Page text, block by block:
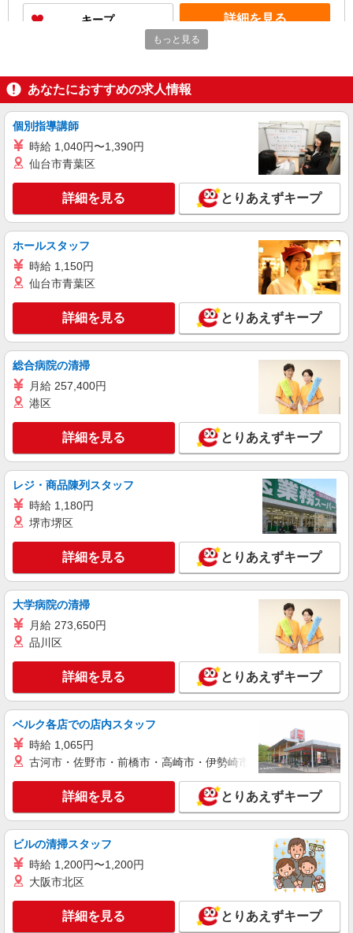
級・2級）】 時給1,520円 ◎週20時間以上勤務
（社保加入者）の場合は時給1,570円 ＊早朝（〜
8:00）：時給1,900円〜 ＊日曜祝日：時給1,820
キープ 詳細を見る
介護スタッフ（夜勤専従）
★夜勤：1勤務14,912円〜15,312円（時給制・
務（社保加入者）の場合は時給：1,414円
埼玉県川口市東領家2丁目8-6 【そんぽの家
キープ 詳細を見る
川口南ケアセンターそよ風：RO12759
デイサービス 入浴専従介護職
年始手当：380円/時 寸志あり：年2回（6月・12
月） ※業績による
埼玉県川口市南町2-8-29
キープ 詳細を見る
契約社員
川口南ケアセンターそよ風：RO15048
ショートステイ 介護スタッフ
【月給】265,920円〜295,920円 ▼給与詳細 処
遇改善手当：35,920円 夜勤手当：30,000円（5回
分） ※6回目以降は1回6,000円支給 ▼下記別途支
給 通勤手当 年末年始手当：380円/時 寸志あり：
年2回（6月・12月） ※業績による 特別報酬：平
均34.1万円（最高額135万円） ※2025年6月支給実
績 ※処遇改善手当は試用期間中(3ヶ月)は支給なし
埼玉県川口市南町2-8-29
キープ 詳細を見る
契約社員
川口元郷ショートステイそよ風：RO14910
ショートステイ 介護スタッフ
【月給】265,920円〜295,920円 ▼給与詳細 処
遇改善手当：35,920円 夜勤手当：30,000円（5回
給 通勤手当 年末年始手当：380円/時 寸志あり：
年2回（6月・12月） ※業績による 特別報酬：平
均34.1万円（最高額135万円） ※2025年6月支給実
績 ※処遇改善手当は試用期間中(3ヶ月)は支給なし
キープ 詳細を見る
契約社員
そよ風定期巡回 かわぐち：RO13602
【月給】295,800円〜310,240円 ▼給与詳細 処
遇改善手当：34,320円 ▼下記別途支給 通勤手当
夜勤手当:6,000円/回 年末年始手当：380円/時
※12/300時〜1/324時 昇給年1回（4月） 寸志あ
り：年2回（6月・12月） ※業績による 特別報
酬：平均11.6万円（最高額90万円） ※2025年6月
支給実績 ※処遇改善手当は試用期間中(3ヶ月)は支
埼玉県川口市南鳩ヶ谷3‐6‐4
キープ 詳細を見る
パート
川口南ケアセンターそよ風：RO9894
【時給】1,500円〜1,700円 ▼給与詳細 処遇改
善手当：200円/時 ▼下記別途支給 通勤手当 年末
もっと見る
あなたにおすすめの求人情報
個別指導講師
時給 1,040円〜1,390円
仙台市青葉区
詳細を見る とりあえずキープ
ホールスタッフ
時給 1,150円
仙台市青葉区
詳細を見る とりあえずキープ
総合病院の清掃
月給 257,400円
港区
詳細を見る とりあえずキープ
レジ・商品陳列スタッフ
時給 1,180円
堺市堺区
詳細を見る とりあえずキープ
大学病院の清掃
月給 273,650円
品川区
詳細を見る とりあえずキープ
ベルク各店での店内スタッフ
時給 1,065円
古河市・佐野市・前橋市・高崎市・伊勢崎市・太田市・館林市
詳細を見る とりあえずキープ
ビルの清掃スタッフ
時給 1,200円〜1,200円
大阪市北区
詳細を見る とりあえずキープ